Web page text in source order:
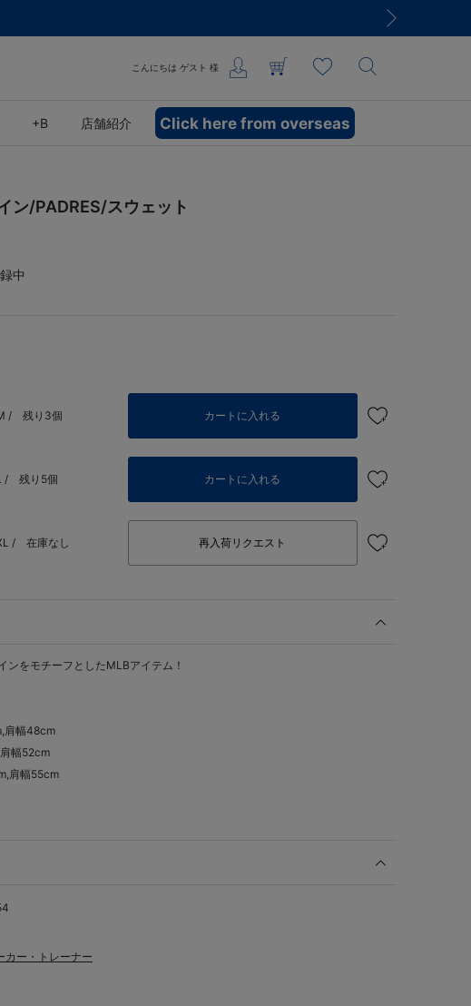
こんにちは ゲスト 様
+B 店舗紹介 Click here from overseas
ン/PADRES/スウェット
中
/ 残り3個 カートに入れる
/ 残り5個 カートに入れる
/ 在庫なし 再入荷リクエスト
ンをモチーフとしたMLBアイテム！
肩幅48cm
幅52cm
肩幅55cm
カー・トレーナー